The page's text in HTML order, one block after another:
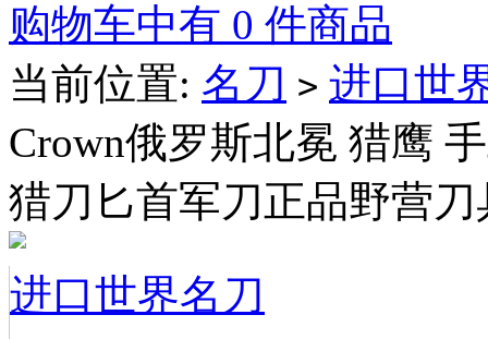
购物车中有 0 件商品
当前位置: 名刀 > 进口世
Crown俄罗斯北冕 猎鹰
猎刀匕首军刀正品野营刀
进口世界名刀